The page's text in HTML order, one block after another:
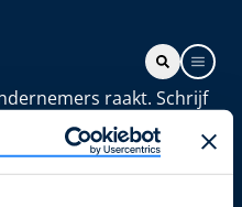
raakt. Schrijf